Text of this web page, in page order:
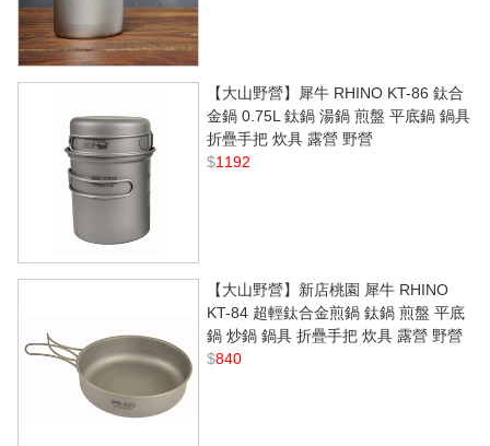
【大山野營】犀牛 RHINO KT-86 鈦合
金鍋 0.75L 鈦鍋 湯鍋 煎盤 平底鍋 鍋具
折疊手把 炊具 露營 野營
$1192
【大山野營】新店桃園 犀牛 RHINO
KT-84 超輕鈦合金煎鍋 鈦鍋 煎盤 平底
鍋 炒鍋 鍋具 折疊手把 炊具 露營 野營
$840